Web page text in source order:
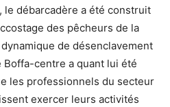
le débarcadère a été construit
des pêcheurs de la
de désenclavement
Boffa-centre a quant lui été
les professionnels du secteur
exercer leurs activités